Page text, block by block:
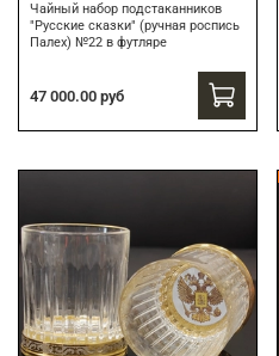
Чайный набор подстаканников
"Русские сказки" (ручная роспись
Палех) №22 в футляре
47 000.00 руб